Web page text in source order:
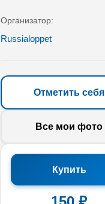
Организатор:
Russialoppet
Отметить себя
Все мои фото
Купить